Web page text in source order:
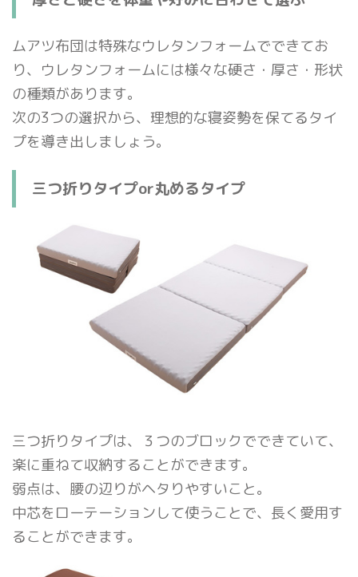
ムアツ布団は特殊なウレタンフォームでできてお
り、ウレタンフォームには様々な硬さ・厚さ・形状
の種類があります。
次の3つの選択から、理想的な寝姿勢を保てるタイ
プを導き出しましょう。
三つ折りタイプor丸めるタイプ
三つ折りタイプは、３つのブロックでできていて、
楽に重ねて収納することができます。
弱点は、腰の辺りがヘタりやすいこと。
中芯をローテーションして使うことで、長く愛用す
ることができます。